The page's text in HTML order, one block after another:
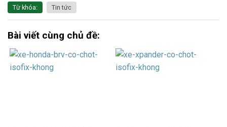
Từ khóa: Tin tức
Bài viết cùng chủ đề: